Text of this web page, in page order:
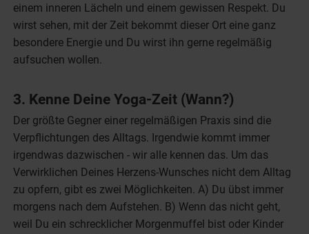
einem inneren Lächeln und einem gewissen Respekt. Du
wirst sehen, mit der Zeit bekommt dieser Ort eine ganz
besondere Energie und Du wirst ihn gerne regelmäßig
aufsuchen wollen.
3. Kenne Deine Yoga-Zeit (Wann?)
Der größte Gegner einer regelmäßigen Praxis sind die
Verpflichtungen des Alltags. Irgendwie kommt immer
irgendwas dazwischen - wir alle kennen das. Um das
Verwirklichen Deines Herzens-Wunsches nicht dem Alltag
zu opfern, gibt es zwei Möglichkeiten. A) Du übst immer
morgens nach dem Aufstehen. B) Wenn das nicht geht,
weil Du ein schrecklicher Morgenmuffel bist oder Kinder